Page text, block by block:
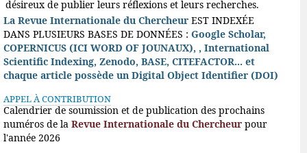
désireux de publier leurs réflexions et leurs recherches.
La Revue Internationale du Chercheur EST INDEXÉE
DANS PLUSIEURS BASES DE DONNÉES : Google Scholar,
COPERNICUS (ICI WORD OF JOUNAUX), , International
Scientific Indexing, Zenodo, BASE, CITEFACTOR... et
chaque article possède un Digital Object Identifier (DOI)
APPEL À CONTRIBUTION
Calendrier de soumission et de publication des prochains
numéros de la Revue Internationale du Chercheur pour
l'année 2026